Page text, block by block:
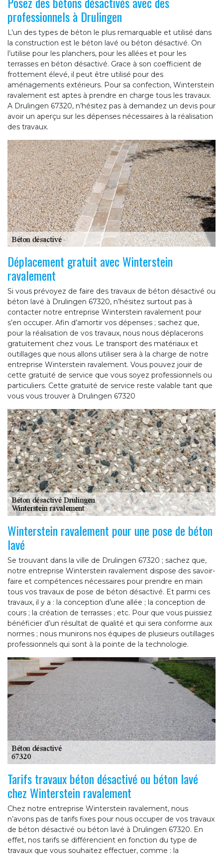
professionnels à Drulingen
L’un des types de béton le plus remarquable et utilisé dans
la construction est le béton lavé ou béton désactivé. On
l’utilise pour les planchers, pour les allées et pour les
terrasses en béton désactivé. Grace à son coefficient de
frottement élevé, il peut être utilisé pour des
aménagements extérieurs. Pour sa confection, Winterstein
ravalement est aptes à prendre en charge tous les travaux.
A Drulingen 67320, n’hésitez pas à demandez un devis pour
avoir un aperçu sur les dépenses nécessaires à la réalisation
des travaux.
Déplacement gratuit avec Winterstein
ravalement
Si vous prévoyez de faire des travaux de béton désactivé ou
béton lavé à Drulingen 67320, n’hésitez surtout pas à
contacter notre entreprise Winterstein ravalement pour
s’en occuper. Afin d’amortir vos dépenses ; sachez que,
pour la réalisation de vos travaux, nous nous déplacerons
gratuitement chez vous. Le transport des matériaux et
outillages que nous allons utiliser sera à la charge de notre
entreprise Winterstein ravalement. Vous pouvez jouir de
cette gratuité de service que vous soyez professionnels ou
particuliers. Cette gratuité de service reste valable tant que
vous vous trouver à Drulingen 67320
Winterstein ravalement pour une pose de béton
lavé
Se trouvant dans la ville de Drulingen 67320 ; sachez que,
notre entreprise Winterstein ravalement dispose des savoir-
faire et compétences nécessaires pour prendre en main
tous vos travaux de pose de béton désactivé. Et parmi ces
travaux, il y a : la conception d’une allée ; la conception de
cours ; la création de terrasses ; etc. Pour que vous puissiez
bénéficier d’un résultat de qualité et qui sera conforme aux
normes ; nous munirons nos équipes de plusieurs outillages
professionnels qui sont à la pointe de la technologie.
Tarifs travaux béton désactivé ou béton lavé
chez Winterstein ravalement
Chez notre entreprise Winterstein ravalement, nous
n’avons pas de tarifs fixes pour nous occuper de vos travaux
de béton désactivé ou béton lavé à Drulingen 67320. En
effet, nos tarifs se différencient en fonction du type de
travaux que vous souhaitez effectuer, comme : la